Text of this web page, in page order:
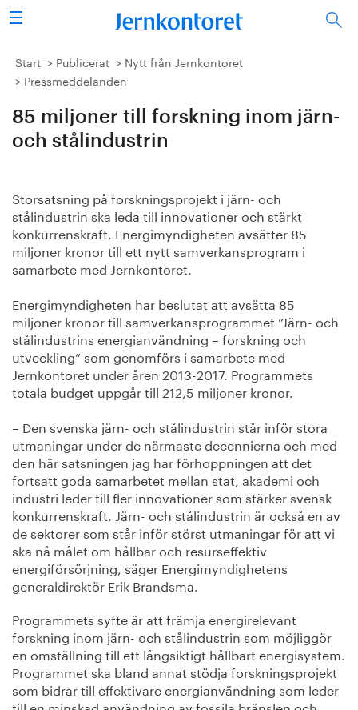
Sök
Stålindustrin
Forskning/utbildning
Vi tycker
Publicerat
Bildbank
Om oss
Start Publicerat
Nytt från Jernkontoret
Pressmeddelanden
85 miljoner till forskning inom järn-
och stålindustrin
Storsatsning på forskningsprojekt i järn- och
stålindustrin ska leda till innovationer och stärkt
konkurrenskraft. Energimyndigheten avsätter 85
miljoner kronor till ett nytt samverkansprogram i
samarbete med Jernkontoret.
Energimyndigheten har beslutat att avsätta 85
miljoner kronor till samverkansprogrammet ”Järn- och
stålindustrins energianvändning – forskning och
utveckling” som genomförs i samarbete med
Jernkontoret under åren 2013-2017. Programmets
totala budget uppgår till 212,5 miljoner kronor.
– Den svenska järn- och stålindustrin står inför stora
utmaningar under de närmaste decennierna och med
den här satsningen jag har förhoppningen att det
fortsatt goda samarbetet mellan stat, akademi och
industri leder till fler innovationer som stärker svensk
konkurrenskraft. Järn- och stålindustrin är också en av
de sektorer som står inför störst utmaningar för att vi
ska nå målet om hållbar och resurseffektiv
energiförsörjning, säger Energimyndighetens
generaldirektör Erik Brandsma.
Programmets syfte är att främja energirelevant
forskning inom järn- och stålindustrin som möjliggör
en omställning till ett långsiktigt hållbart energisystem.
Programmet ska bland annat stödja forskningsprojekt
som bidrar till effektivare energianvändning som leder